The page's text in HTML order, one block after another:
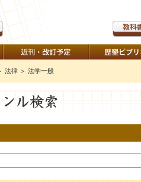
法律 ＞ 法学一般